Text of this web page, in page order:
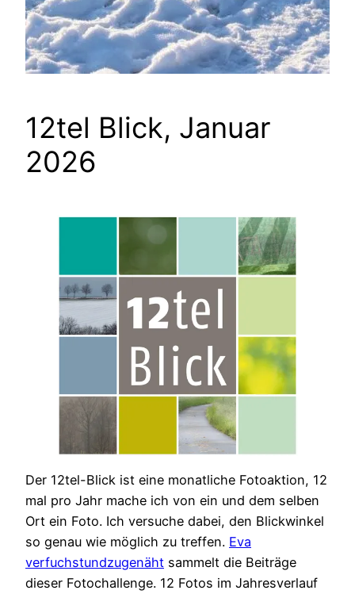
12tel Blick, Januar
2026
Der 12tel-Blick ist eine monatliche Fotoaktion, 12
mal pro Jahr mache ich von ein und dem selben
Ort ein Foto. Ich versuche dabei, den Blickwinkel
so genau wie möglich zu treffen. Eva
verfuchstundzugenäht sammelt die Beiträge
dieser Fotochallenge. 12 Fotos im Jahresverlauf